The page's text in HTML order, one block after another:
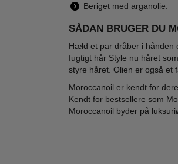
Beriget med arganolie.
SÅDAN BRUGER DU
Hæld et par dråber i hånden
fugtigt hår Style nu håret
styre håret. Olien er også
Moroccanoil er kendt for
Kendt for bestsellere som
Moroccanoil byder på